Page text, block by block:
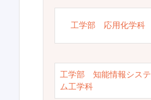
工学部 応用化学科
工学部 知能情報システ
ム工学科